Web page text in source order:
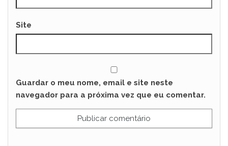
Site
Guardar o meu nome, email e site neste
navegador para a próxima vez que eu comentar.